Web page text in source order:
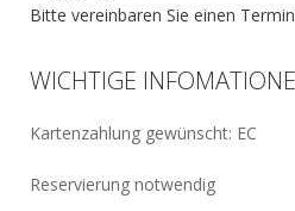
Bitte vereinbaren Sie einen
WICHTIGE
Kartenzahlung gewünscht: EC
Reservierung notwendig